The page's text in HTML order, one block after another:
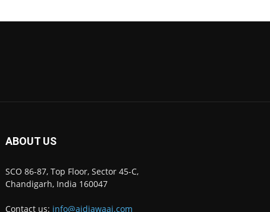
ABOUT US
SCO 86-87, Top Floor, Sector 45-C,
Chandigarh, India 160047
Contact us: info@ajdiawaaj.com